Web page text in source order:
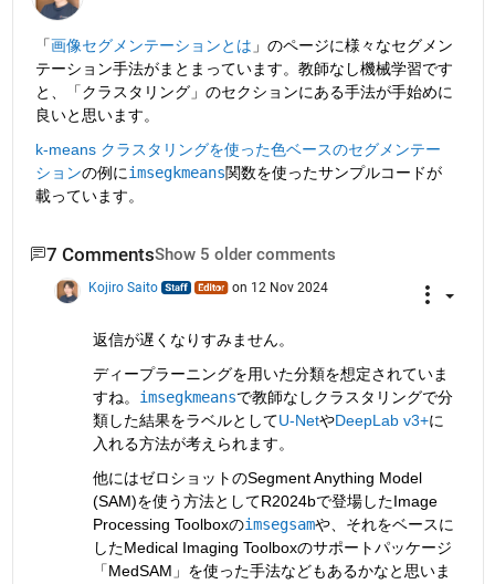
「画像セグメンテーションとは 」のページに様々なセグメン
テーション手法がまとまっています。教師なし機械学習です
と、「クラスタリング」のセクションにある手法が手始めに
良いと思います。
k-means クラスタリングを使った色ベースのセグメンテー
ションの例にimsegkmeans関数を使ったサンプルコードが
載っています。
7 CommentsShow 5 older comments
Kojiro Saito on 12 Nov 2024
返信が遅くなりすみません。
ディープラーニングを用いた分類を想定されていま
すね。 imsegkmeansで教師なしクラスタリングで分
類した結果をラベルとしてU-NetやDeepLab v3+に
入れる方法が考えられます。
他にはゼロショットのSegment Anything Model
(SAM)を使う方法としてR2024bで登場したImage
Processing Toolboxのimsegsamや、それをベースに
したMedical Imaging Toolboxのサポートパッケージ
「MedSAM」を使った手法などもあるかなと思いま